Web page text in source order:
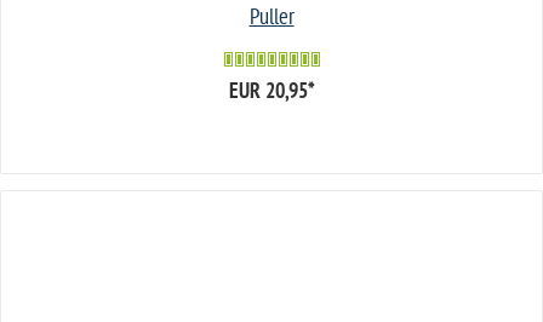
Puller
EUR 20,95*